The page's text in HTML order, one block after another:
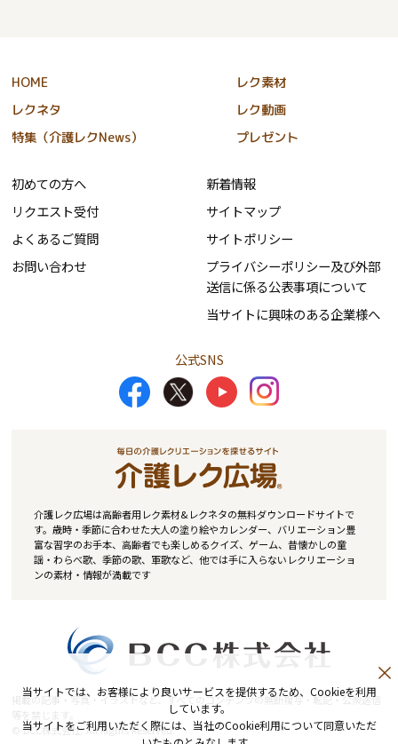
HOME
レク素材
レクネタ
レク動画
特集（介護レクNews）
プレゼント
初めての方へ
リクエスト受付
よくあるご質問
お問い合わせ
新着情報
サイトマップ
サイトポリシー
プライバシーポリシー及び外部
送信に係る公表事項について
当サイトに興味のある企業様へ
公式SNS
介護レク広場は高齢者用レク素材&レクネタの無料ダウンロードサイトで
す。歳時・季節に合わせた大人の塗り絵やカレンダー、バリエーション豊
富な習字のお手本、高齢者でも楽しめるクイズ、ゲーム、昔懐かしの童
謡・わらべ歌、季節の歌、軍歌など、他では手に入らないレクリエーショ
ンの素材・情報が満載です
掲載の記事・写真・イラストなど、すべてのコンテンツの無断複写・転記・公衆送信
© BCC株式会社. All Rights Reserved.
当サイトでは、お客様により良いサービスを提供するため、Cookieを利用
しています。
当サイトをご利用いただく際には、当社のCookie利用について同意いただ